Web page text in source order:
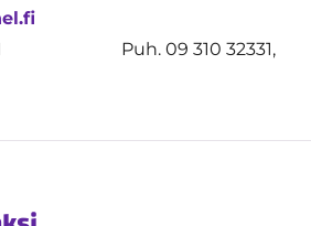
Puh. 09 310 32331,